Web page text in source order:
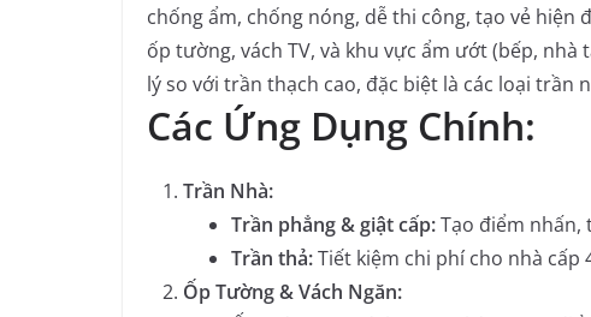
chống ẩm, chống nóng, dễ thi công, tạo vẻ hiện
ốp tường, vách TV, và khu vực ẩm ướt (bếp,
lý so với trần thạch cao, đặc biệt là các loại trần
Các Ứng Dụng Chính:
Trần Nhà:
Trần phẳng & giật cấp:Tạo điểm nhấn,
Trần thả:Tiết kiệm chi phí cho nhà cấp
Ốp Tường & Vách Ngăn: